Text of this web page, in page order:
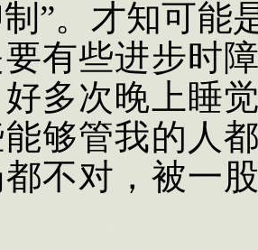
”。才知可能
有些进步时
多次晚上睡
够管我的人
不对，被一